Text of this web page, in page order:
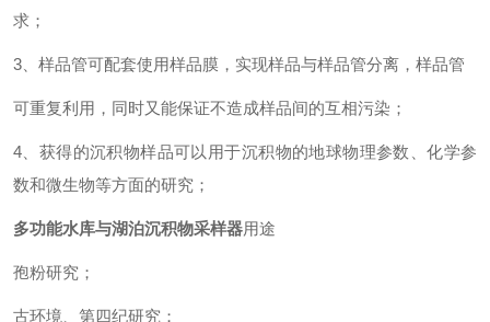
求；
3、样品管可配套使用样品膜，实现样品与样品管分离，样品管
可重复利用，同时又能保证不造成样品间的互相污染；
4、获得的沉积物样品可以用于沉积物的地球物理参数、化学参
数和微生物等方面的研究；
多功能水库与湖泊沉积物采样器用途
孢粉研究；
古环境、第四纪研究；